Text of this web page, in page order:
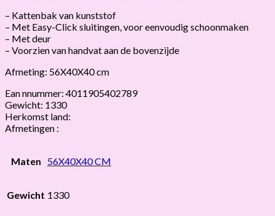
– Kattenbak van kunststof
– Met Easy-Click sluitingen, voor eenvoudig schoonmaken
– Met deur
– Voorzien van handvat aan de bovenzijde
Afmeting: 56X40X40 cm
Ean nnummer: 4011905402789
Gewicht: 1330
Herkomst land:
Afmetingen :
Maten 56X40X40 CM
Gewicht 1330